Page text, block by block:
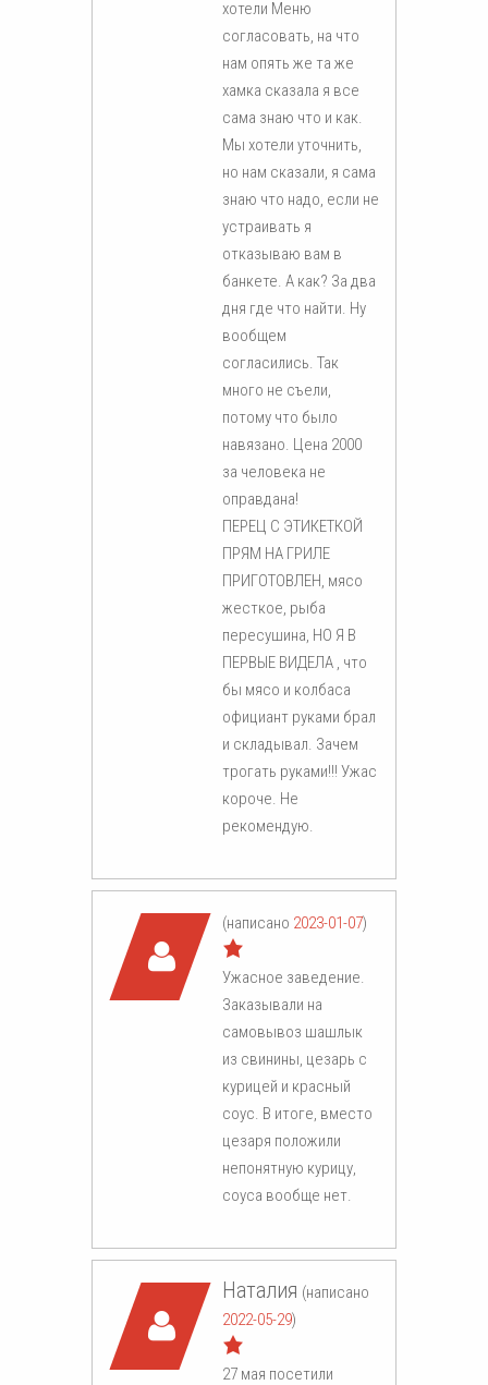
хотели Меню
согласовать, на что
нам опять же та же
хамка сказала я все
сама знаю что и как.
Мы хотели уточнить,
но нам сказали, я сама
знаю что надо, если не
устраивать я
отказываю вам в
банкете. А как? За два
дня где что найти. Ну
вообщем
согласились. Так
много не съели,
потому что было
навязано. Цена 2000
за человека не
оправдана!
ПЕРЕЦ С ЭТИКЕТКОЙ
ПРЯМ НА ГРИЛЕ
ПРИГОТОВЛЕН, мясо
жесткое, рыба
пересушина, НО Я В
ПЕРВЫЕ ВИДЕЛА , что
бы мясо и колбаса
официант руками брал
и складывал. Зачем
трогать руками!!! Ужас
короче. Не
рекомендую.
(написано 2023-01-07)
Ужасное заведение.
Заказывали на
самовывоз шашлык
из свинины, цезарь с
курицей и красный
соус. В итоге, вместо
цезаря положили
непонятную курицу,
соуса вообще нет.
Наталия (написано
2022-05-29)
27 мая посетили